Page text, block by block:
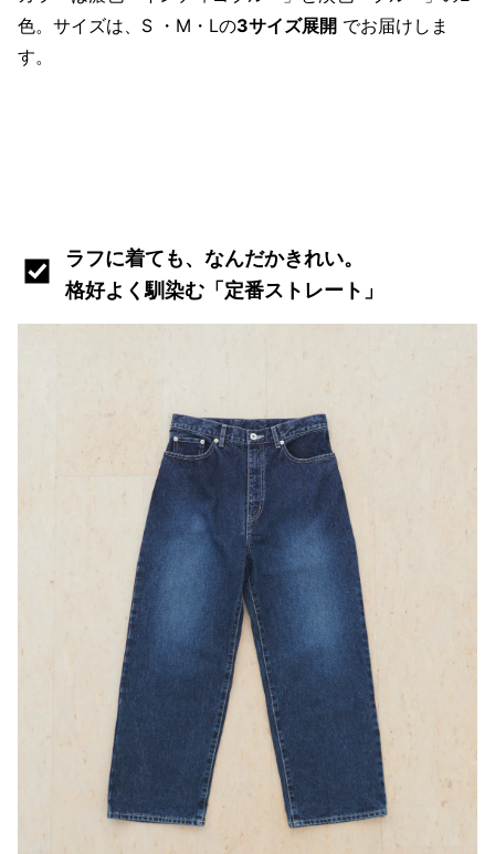
色。サイズは、S ・M・Lの3サイズ展開 でお届けしま
す。
ラフに着ても、なんだかきれい。
格好よく馴染む「定番ストレート」